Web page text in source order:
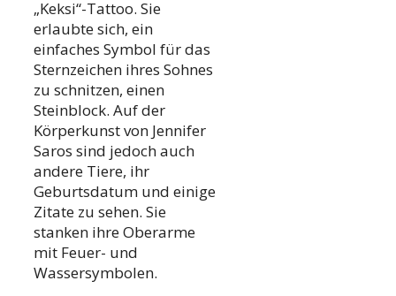
„Keksi“-Tattoo. Sie
erlaubte sich, ein
einfaches Symbol für das
Sternzeichen ihres Sohnes
zu schnitzen, einen
Steinblock. Auf der
Körperkunst von Jennifer
Saros sind jedoch auch
andere Tiere, ihr
Geburtsdatum und einige
Zitate zu sehen. Sie
stanken ihre Oberarme
mit Feuer- und
Wassersymbolen.